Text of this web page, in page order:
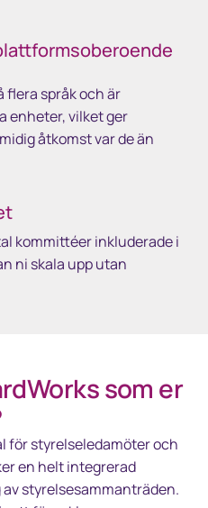
flera språk och är
enheter, vilket ger
åtkomst var de än
kommittéer inkluderade i
ni skala upp utan
som er
för styrelseledamöter och
en helt integrerad
styrelsesammanträden.